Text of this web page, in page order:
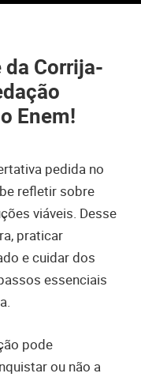
Corrija-
Enem!
pedida no
refletir sobre
viáveis. Desse
praticar
e cuidar dos
essenciais
pode
ou não a